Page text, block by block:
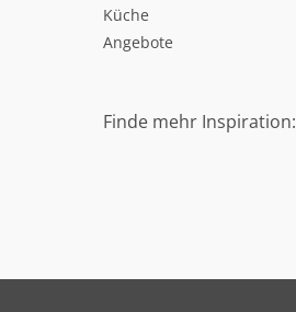
Küche
Angebote
Finde mehr Inspiration: